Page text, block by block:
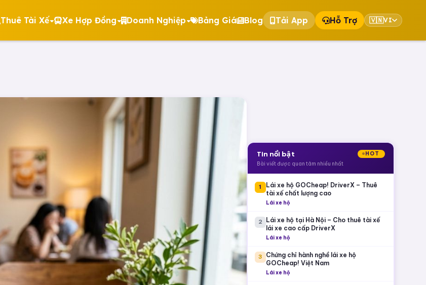
Thuê Tài Xế Xe Hợp Đồng Doanh Nghiệp Bảng Giá Blog Tải App Hỗ Trợ 🇻🇳VI
Tin nổi bật
HOT
Bài viết được quan tâm nhiều nhất
1
Lái xe hộ GOCheap! DriverX – Thuê
tài xế chất lượng cao
Lái xe hộ
2 Lái xe hộ tại Hà Nội – Cho thuê tài xế
lái xe cao cấp DriverX
Lái xe hộ
3 Chứng chỉ hành nghề lái xe hộ
GOCheap! Việt Nam
Lái xe hộ